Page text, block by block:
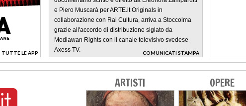
TUTTE LE APP
e Piero Muscarà per ARTE.it Originals in
collaborazione con Rai Cultura, arriva a Stoccolma
grazie all'accordo di distribuzione siglato da
Mediawan Rights con il canale televisivo svedese
Axess TV.
COMUNICATI STAMPA
>
ARTISTI OPERE